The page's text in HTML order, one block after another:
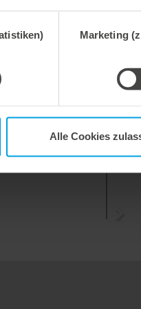
Marketing
Alle Cookies
Präzise stanzen.
Wir unterstützen Sie in der Wellpappenverarbeitung mit dem digitalen Zonenausgleich DZL|foil bei der Reduzierung von Rüstzeiten und dem zuverlässigen Ausgleich von Höhentoleranzen im Stanztiegel. Die individuell angepasste Folie sorgt für gleichmäßige Stanzergebnisse und stabile Produktionsprozesse – schnell, flexibel und ohne aufwendige mechanische Eingriffe.